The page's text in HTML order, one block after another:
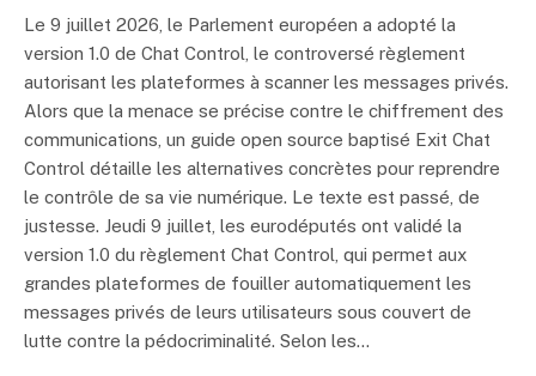
Le 9 juillet 2026, le Parlement européen a adopté la
version 1.0 de Chat Control, le controversé règlement
autorisant les plateformes à scanner les messages privés.
Alors que la menace se précise contre le chiffrement des
communications, un guide open source baptisé Exit Chat
Control détaille les alternatives concrètes pour reprendre
le contrôle de sa vie numérique. Le texte est passé, de
justesse. Jeudi 9 juillet, les eurodéputés ont validé la
version 1.0 du règlement Chat Control, qui permet aux
grandes plateformes de fouiller automatiquement les
messages privés de leurs utilisateurs sous couvert de
lutte contre la pédocriminalité. Selon les…